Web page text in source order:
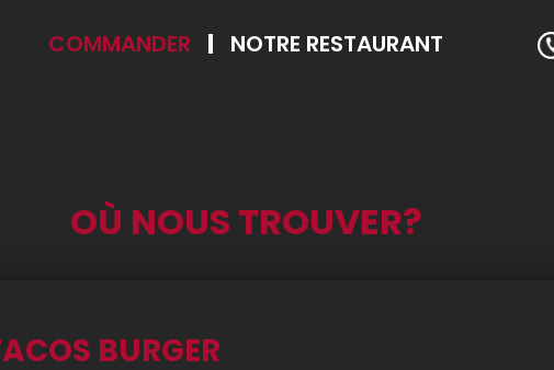
COMMANDER NOTRE RESTAURANT
OÙ NOUS TROUVER?
BURGER